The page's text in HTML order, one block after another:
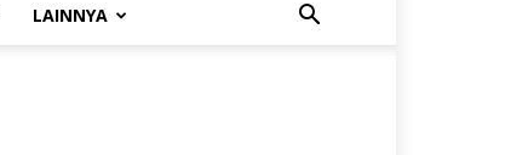
LAINNYA